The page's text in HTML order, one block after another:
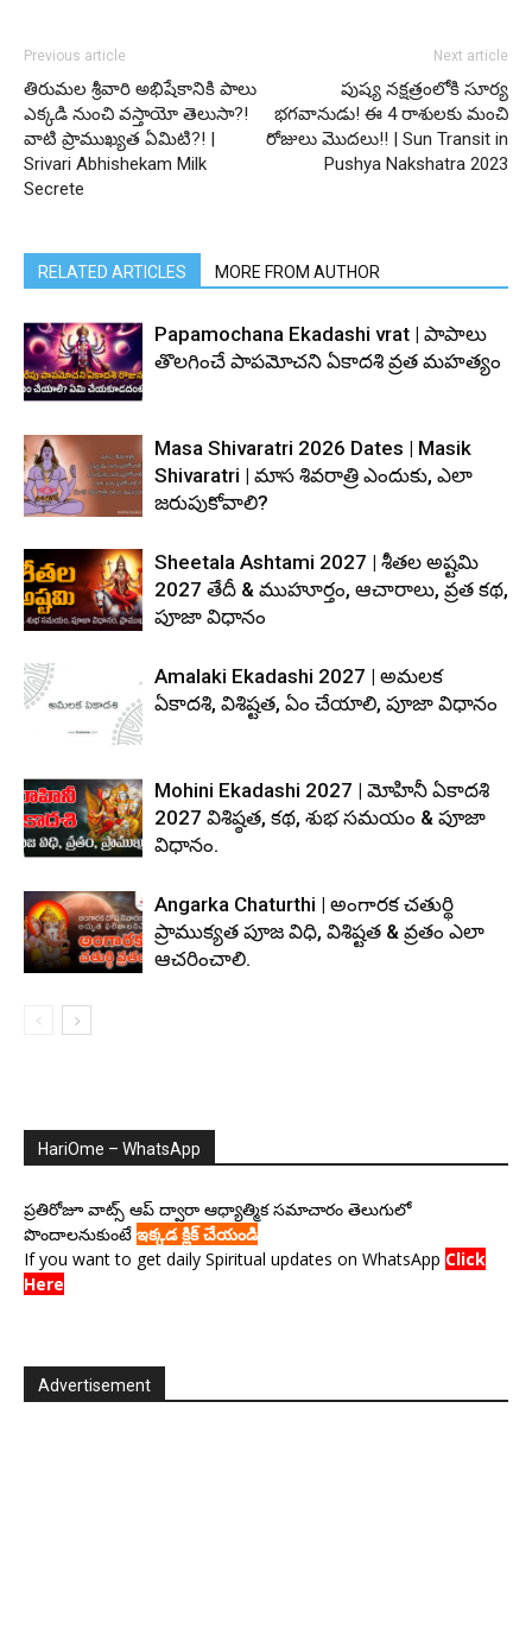
Previous article
తిరుమల శ్రీవారి అభిషేకానికి పాలు
ఎక్కడి నుంచి వస్తాయో తెలుసా?!
వాటి ప్రాముఖ్యత ఏమిటి?! |
Srivari Abhishekam Milk
Secrete
Next article
పుష్య నక్షత్రంలోకి సూర్య
భగవానుడు! ఈ 4 రాశులకు మంచి
రోజులు మొదలు!! | Sun Transit in
Pushya Nakshatra 2023
RELATED ARTICLES MORE FROM AUTHOR
Papamochana Ekadashi vrat | పాపాలు
తొలగించే పాపమోచని ఏకాదశి వ్రత మహత్యం
Masa Shivaratri 2026 Dates | Masik
Shivaratri | మాస శివరాత్రి ఎందుకు, ఎలా
జరుపుకోవాలి?
Sheetala Ashtami 2027 | శీతల అష్టమి
2027 తేదీ & ముహూర్తం, ఆచారాలు, వ్రత కథ,
పూజా విధానం
Amalaki Ekadashi 2027 | అమలక
ఏకాదశి, విశిష్టత, ఏం చేయాలి, పూజా విధానం
Mohini Ekadashi 2027 | మోహినీ ఏకాదశి
2027 విశిష్ఠత, కథ, శుభ సమయం & పూజా
విధానం.
Angarka Chaturthi | అంగారక చతుర్థి
ప్రాముక్యత పూజ విధి, విశిష్టత & వ్రతం ఎలా
ఆచరించాలి.
HariOme – WhatsApp
ప్రతిరోజూ వాట్స్ ఆప్ ద్వారా ఆధ్యాత్మిక సమాచారం తెలుగులో
పొందాలనుకుంటే ఇక్కడ క్లిక్ చేయండి
If you want to get daily Spiritual updates on WhatsApp Click
Here
Advertisement